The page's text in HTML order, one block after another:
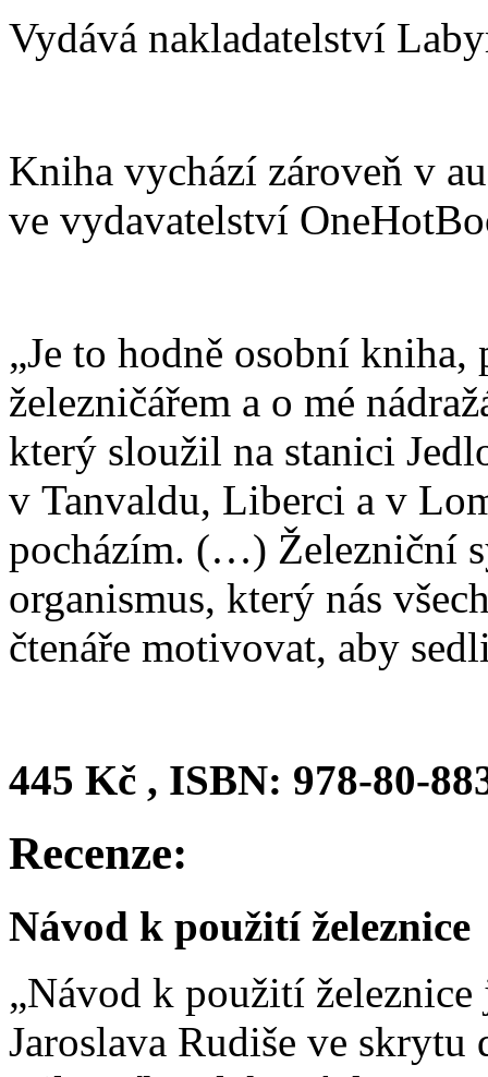
Vydává nakladatelství
Kniha vychází zároveň v
ve vydavatelství
„Je to hodně osobní
železničářem a o mé
který sloužil na stanici
v Tanvaldu, Liberci a v
pocházím. (…) Železniční
organismus, který nás
čtenáře motivovat, aby
445 Kč , ISBN: 978-80-
Recenze:
Návod k použití železnice
„Návod k použití
Jaroslava Rudiše ve skrytu